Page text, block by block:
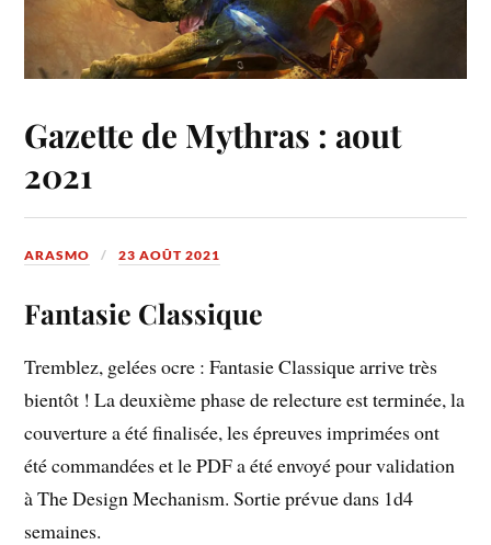
Gazette de Mythras : aout
2021
ARASMO 23 AOÛT 2021
Fantasie Classique
Tremblez, gelées ocre : Fantasie Classique arrive très
bientôt ! La deuxième phase de relecture est terminée, la
couverture a été finalisée, les épreuves imprimées ont
été commandées et le PDF a été envoyé pour validation
à The Design Mechanism. Sortie prévue dans 1d4
semaines.